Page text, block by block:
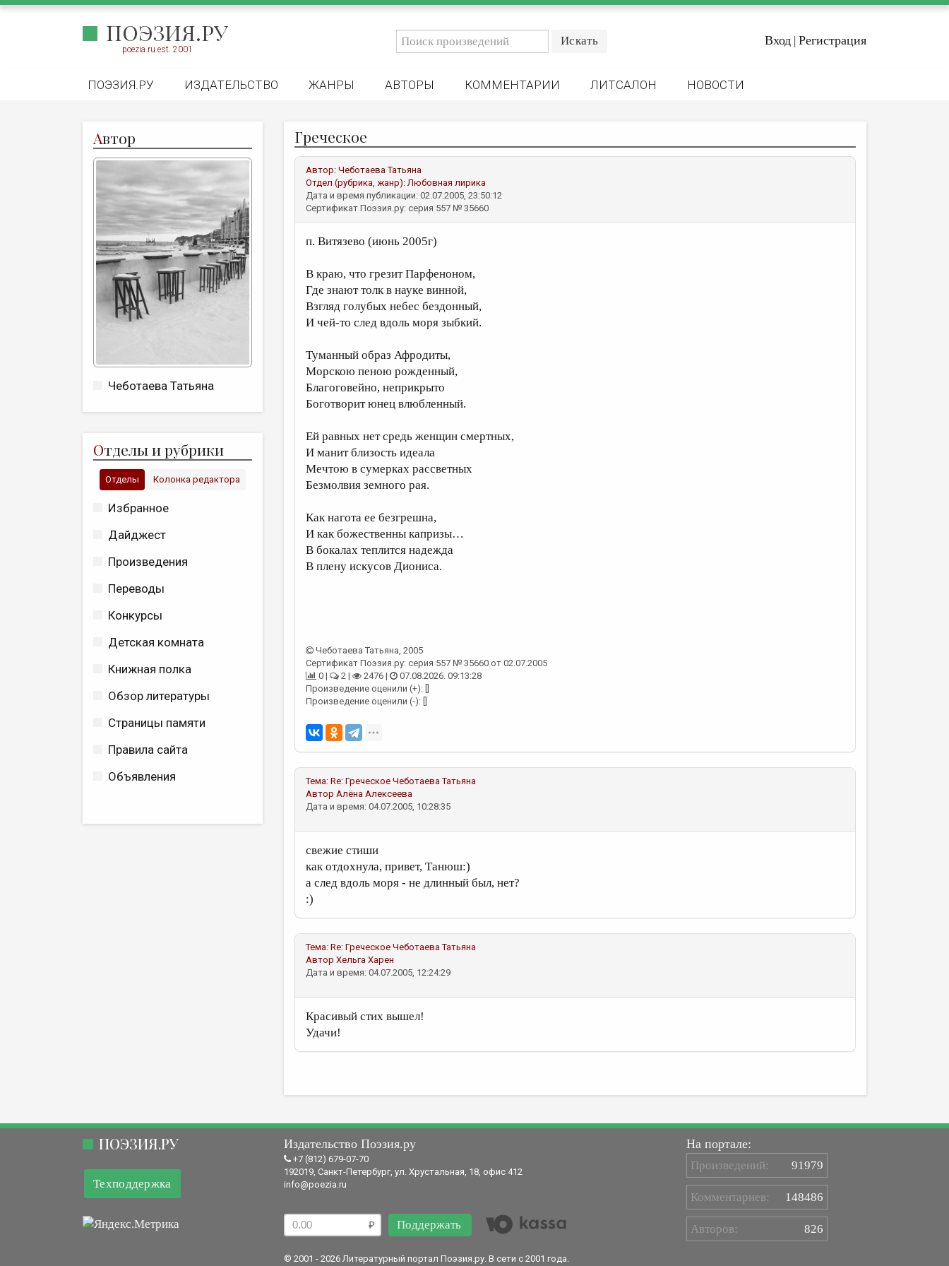
ПОЭЗИЯ.РУ
poezia.ru est. 2001
Вход | Регистрация
ПОЭЗИЯ.РУ ИЗДАТЕЛЬСТВО ЖАНРЫ АВТОРЫ КОММЕНТАРИИ ЛИТСАЛОН НОВОСТИ
Автор
Чеботаева Татьяна
Отделы и рубрики
Отделы Колонка редактора
Избранное
Дайджест
Произведения
Переводы
Конкурсы
Детская комната
Книжная полка
Обзор литературы
Страницы памяти
Правила сайта
Объявления
Греческое
Автор: Чеботаева Татьяна
Отдел (рубрика, жанр):Любовная лирика
Дата и время публикации: 02.07.2005, 23:50:12
Сертификат Поэзия.ру: серия 557 № 35660
п. Витязево (июнь 2005г)
В краю, что грезит Парфеноном,
Где знают толк в науке винной,
Взгляд голубых небес бездонный,
И чей-то след вдоль моря зыбкий.
Туманный образ Афродиты,
Морскою пеною рожденный,
Благоговейно, неприкрыто
Боготворит юнец влюбленный.
Ей равных нет средь женщин смертных,
И манит близость идеала
Мечтою в сумерках рассветных
Безмолвия земного рая.
Как нагота ее безгрешна,
И как божественны капризы…
В бокалах теплится надежда
В плену искусов Диониса.
Чеботаева Татьяна, 2005
Сертификат Поэзия.ру: серия 557 № 35660 от 02.07.2005
0 |
2 | 2476 |
07.08.2026. 09:13:28
Произведение оценили (+): []
Произведение оценили (-): []
Тема: Re: Греческое Чеботаева Татьяна
Автор Алёна Алексеева
Дата и время: 04.07.2005, 10:28:35
свежие стиши
как отдохнула, привет, Танюш:)
а след вдоль моря - не длинный был, нет?
:)
Тема: Re: Греческое Чеботаева Татьяна
Автор Хельга Харен
Дата и время: 04.07.2005, 12:24:29
Красивый стих вышел!
Удачи!
ПОЭЗИЯ.РУ
Техподдержка
Издательство Поэзия.ру
+7 (812) 679-07-70
192019, Санкт-Петербург, ул. Хрустальная, 18, офис 412
info@poezia.ru
Поддержать
© 2001 - 2026 Литературный портал Поэзия.ру. В сети с 2001 года.
На портале:
Произведений: 91979
Комментариев: 148486
Авторов: 826